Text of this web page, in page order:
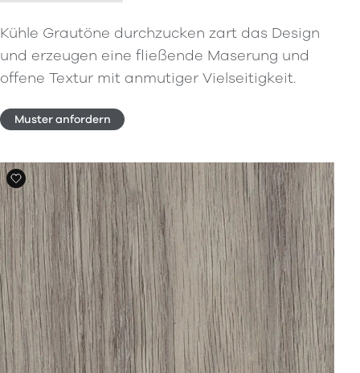
Kühle Grautöne durchzucken zart das Design
und erzeugen eine fließende Maserung und
offene Textur mit anmutiger Vielseitigkeit.
Muster anfordern